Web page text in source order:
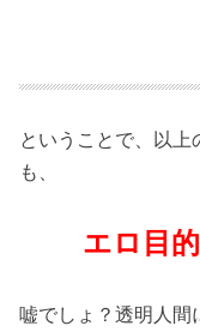
ということで、以上
も、
エロ目
嘘でしょ？透明人間